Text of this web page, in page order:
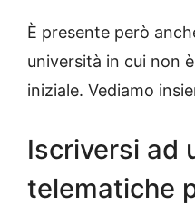
È presente però
università in cui non
iniziale. Vediamo
Iscriversi ad
telematiche